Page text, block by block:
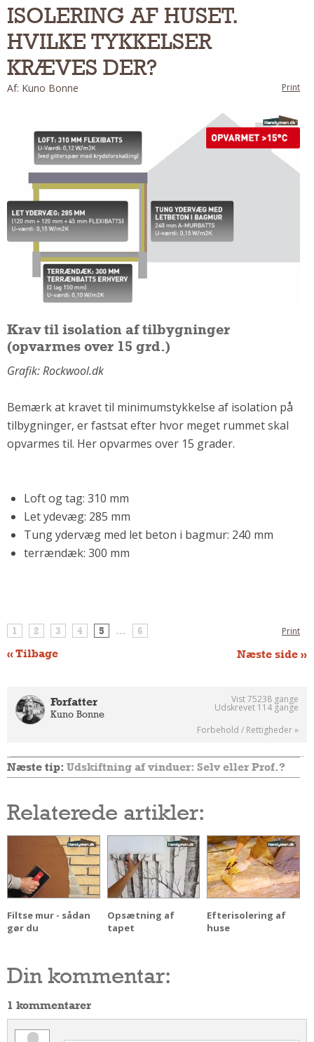
Udendørs
Kan Det Males?
Om Værktøj
GLARMESTER
Udskiftning Og Montage
Om Materialer
HANDYMAN
Kemi
Andet
GARTNER
Beplantning
Belægning
Om Værktøj
Andet
RENGØRING
ISOLERING AF HUSET.
HVILKE TYKKELSER
KRÆVES DER?
Af: Kuno Bonne Print
Krav til isolation af tilbygninger
(opvarmes over 15 grd.)
Grafik: Rockwool.dk
Bemærk at kravet til minimumstykkelse af isolation på
tilbygninger, er fastsat efter hvor meget rummet skal
opvarmes til. Her opvarmes over 15 grader.
Loft og tag: 310 mm
Let ydevæg: 285 mm
Tung ydervæg med let beton i bagmur: 240 mm
terrændæk: 300 mm
1 2 3 4 5 ... 6
« Tilbage Næste side »
Print
Forfatter
Kuno Bonne
Vist 75238 gange
Udskrevet 114 gange
Forbehold / Rettigheder »
Næste tip: Udskiftning af vinduer: Selv eller Prof.?
Relaterede artikler:
Filtse mur - sådan
gør du
Opsætning af
tapet
Efterisolering af
huse
Din kommentar:
1 kommentarer